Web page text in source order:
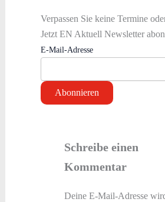
Verpassen Sie keine Termine
Jetzt EN Aktuell Newsletter
E-Mail-Adresse
Schreibe einen
Kommentar
Deine E-Mail-Adresse